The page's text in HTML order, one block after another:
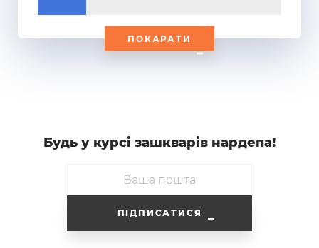
ПОКАРАТИ
Будь у курсi зашкварiв нардепа!
ПІДПИСАТИСЯ